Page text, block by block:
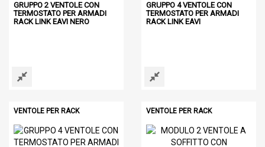
GRUPPO 2 VENTOLE CON
TERMOSTATO PER ARMADI
RACK LINK EAVI NERO
GRUPPO 4 VENTOLE CON
TERMOSTATO PER ARMADI
RACK LINK EAVI
VENTOLE PER RACK VENTOLE PER RACK